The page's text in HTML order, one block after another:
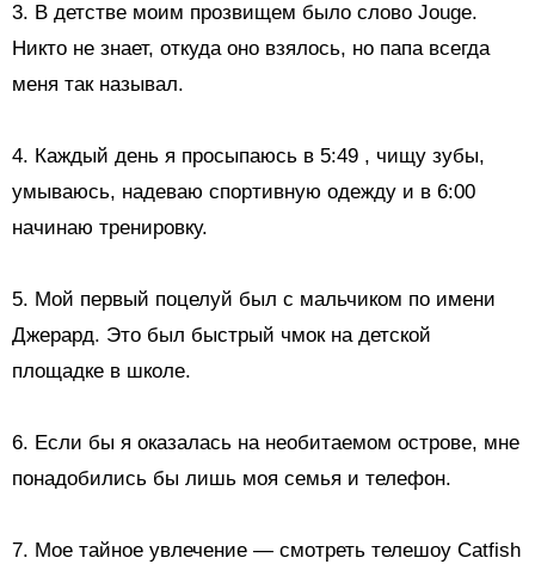
3. В детстве моим прозвищем было слово Jouge.
Никто не знает, откуда оно взялось, но папа всегда
меня так называл.
4. Каждый день я просыпаюсь в 5:49 , чищу зубы,
умываюсь, надеваю спортивную одежду и в 6:00
начинаю тренировку.
5. Мой первый поцелуй был с мальчиком по имени
Джерард. Это был быстрый чмок на детской
площадке в школе.
6. Если бы я оказалась на необитаемом острове, мне
понадобились бы лишь моя семья и телефон.
7. Мое тайное увлечение — смотреть телешоу Catfish